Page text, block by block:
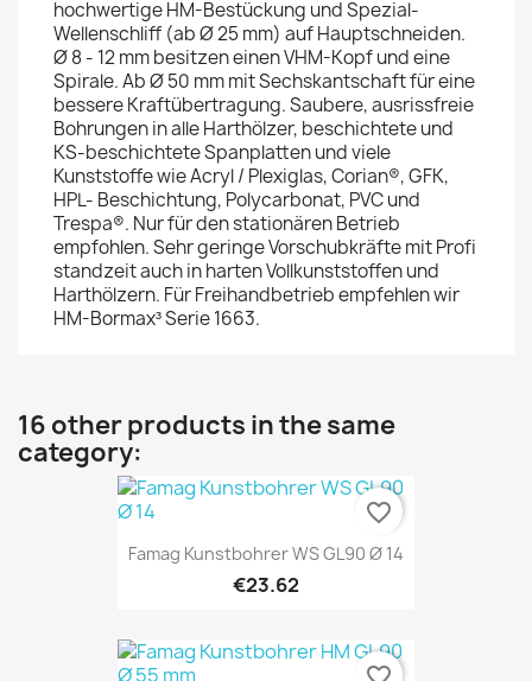
hochwertige HM-Bestückung und Spezial-
Wellenschliff (ab Ø 25 mm) auf Hauptschneiden.
Ø 8 - 12 mm besitzen einen VHM-Kopf und eine
Spirale. Ab Ø 50 mm mit Sechskantschaft für eine
bessere Kraftübertragung. Saubere, ausrissfreie
Bohrungen in alle Harthölzer, beschichtete und
KS-beschichtete Spanplatten und viele
Kunststoffe wie Acryl / Plexiglas, Corian®, GFK,
HPL- Beschichtung, Polycarbonat, PVC und
Trespa®. Nur für den stationären Betrieb
empfohlen. Sehr geringe Vorschubkräfte mit Profi
standzeit auch in harten Vollkunststoffen und
Harthölzern. Für Freihandbetrieb empfehlen wir
HM-Bormax³ Serie 1663.
16 other products in the same
category:
Famag Kunstbohrer WS GL90 Ø 14
€23.62
favorite_border